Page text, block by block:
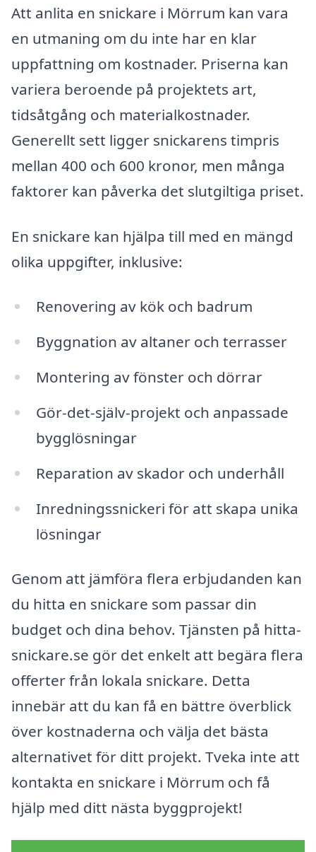
Att anlita en snickare i Mörrum kan vara
en utmaning om du inte har en klar
uppfattning om kostnader. Priserna kan
variera beroende på projektets art,
tidsåtgång och materialkostnader.
Generellt sett ligger snickarens timpris
mellan 400 och 600 kronor, men många
faktorer kan påverka det slutgiltiga priset.
En snickare kan hjälpa till med en mängd
olika uppgifter, inklusive:
Renovering av kök och badrum
Byggnation av altaner och terrasser
Montering av fönster och dörrar
Gör-det-själv-projekt och anpassade
bygglösningar
Reparation av skador och underhåll
Inredningssnickeri för att skapa unika
lösningar
Genom att jämföra flera erbjudanden kan
du hitta en snickare som passar din
budget och dina behov. Tjänsten på hitta-
snickare.se gör det enkelt att begära flera
offerter från lokala snickare. Detta
innebär att du kan få en bättre överblick
över kostnaderna och välja det bästa
alternativet för ditt projekt. Tveka inte att
kontakta en snickare i Mörrum och få
hjälp med ditt nästa byggprojekt!